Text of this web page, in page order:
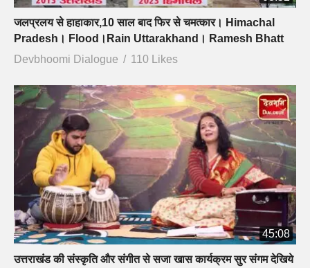
जलप्रलय से हाहाकार,10 साल बाद फिर से चमत्कार। Himachal
Pradesh। Flood।Rain Uttarakhand। Ramesh Bhatt
Devbhoomi Dialogue
110 Likes
45:08
उत्तराखंड की संस्कृति और संगीत से सजा खास कार्यक्रम सुर संगम देखिये